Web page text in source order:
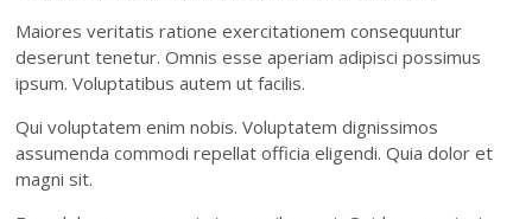
Maiores veritatis ratione exercitationem consequuntur
deserunt tenetur. Omnis esse aperiam adipisci possimus
ipsum. Voluptatibus autem ut facilis.
Qui voluptatem enim nobis. Voluptatem dignissimos
assumenda commodi repellat officia eligendi. Quia dolor et
magni sit.